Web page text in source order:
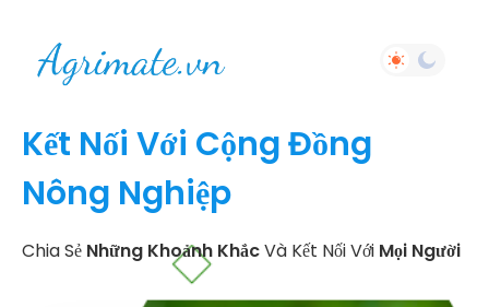
Kết Nối Với Cộng Đồng
Nông Nghiệp
Chia Sẻ Những Khoảnh KhắcVà Kết Nối Với Mọi Người